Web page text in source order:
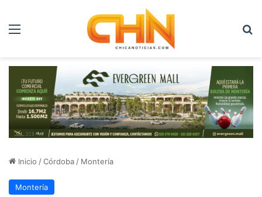
Menú
Inicio /Córdoba / Montería
Montería